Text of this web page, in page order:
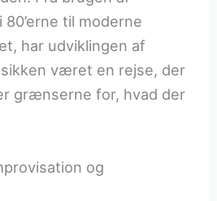
til moderne
har udviklingen af
været en rejse, der
grænserne for, hvad der
og